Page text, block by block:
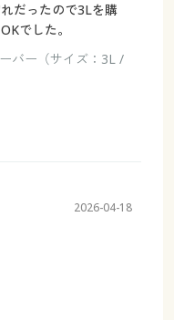
だったので3Lを購
でした。
バー（サイズ：3L /
2026-04-18